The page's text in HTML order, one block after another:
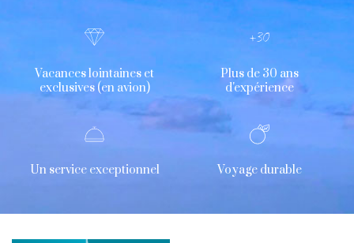
Vacances lointaines et
exclusives (en avion)
Plus de 30 ans
d'expérience
Un service exceptionnel Voyage durable